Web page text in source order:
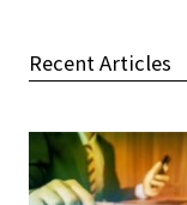
Recent Articles